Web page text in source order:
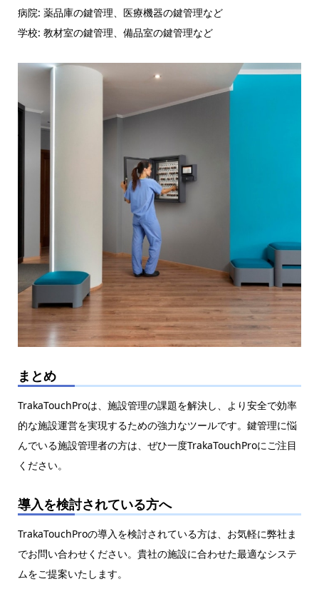
病院: 薬品庫の鍵管理、医療機器の鍵管理など
学校: 教材室の鍵管理、備品室の鍵管理など
まとめ
TrakaTouchProは、施設管理の課題を解決し、より安全で効率
的な施設運営を実現するための強力なツールです。鍵管理に悩
んでいる施設管理者の方は、ぜひ一度TrakaTouchProにご注目
ください。
導入を検討されている方へ
TrakaTouchProの導入を検討されている方は、お気軽に弊社ま
でお問い合わせください。貴社の施設に合わせた最適なシステ
ムをご提案いたします。